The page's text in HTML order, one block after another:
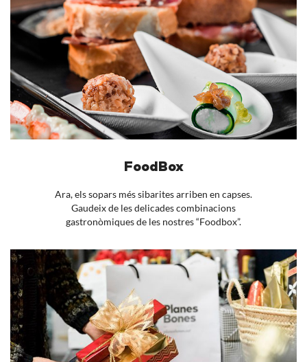
FoodBox
Ara, els sopars més sibarites arriben en capses.
Gaudeix de les delicades combinacions
gastronòmiques de les nostres “Foodbox”.